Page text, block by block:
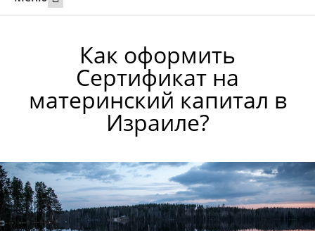
Как оформить
Сертификат на
материнский капитал в
Израиле?